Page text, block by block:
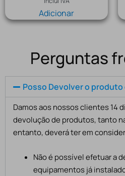
Adicionar
Perguntas
Posso Devolver o
Damos aos nossos clientes 14
devolução de produtos, tanto
entanto, deverá ter em
Não é possível efetuar a
equipamentos já